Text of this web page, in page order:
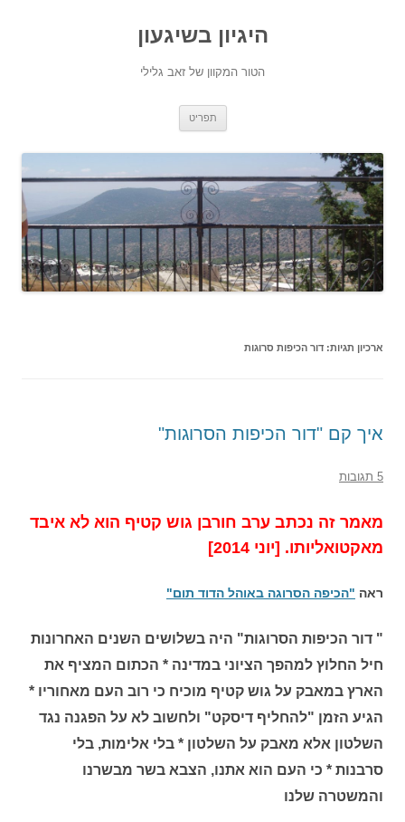
היגיון בשיגעון
הטור המקוון של זאב גלילי
תפריט
ארכיון תגיות: דור הכיפות סרוגות
איך קם "דור הכיפות הסרוגות"
5 תגובות
מאמר זה נכתב ערב חורבן גוש קטיף הוא לא איבד
מאקטואליותו. [יוני 2014]
ראה "הכיפה הסרוגה באוהל הדוד תום"
" דור הכיפות הסרוגות" היה בשלושים השנים האחרונות
חיל החלוץ למהפך הציוני במדינה * הכתום המציף את
הארץ במאבק על גוש קטיף מוכיח כי רוב העם מאחוריו *
הגיע הזמן "להחליף דיסקט" ולחשוב לא על הפגנה נגד
השלטון אלא מאבק על השלטון * בלי אלימות, בלי
סרבנות * כי העם הוא אתנו, הצבא בשר מבשרנו
והמשטרה שלנו